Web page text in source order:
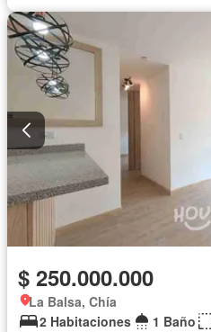
$ 250.000.000
La Balsa, Chía
2 Habitaciones
1 Baño